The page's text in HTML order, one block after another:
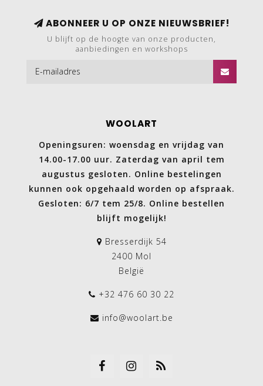
ABONNEER U OP ONZE NIEUWSBRIEF!
U blijft op de hoogte van onze producten,
aanbiedingen en workshops
WOOLART
Openingsuren: woensdag en vrijdag van
14.00-17.00 uur. Zaterdag van april tem
augustus gesloten. Online bestelingen
kunnen ook opgehaald worden op afspraak.
Gesloten: 6/7 tem 25/8. Online bestellen
blijft mogelijk!
Bresserdijk 54
2400 Mol
België
+32 476 60 30 22
info@woolart.be